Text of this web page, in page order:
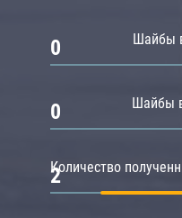
Шайбы
0
Шайбы
0
Количество
2